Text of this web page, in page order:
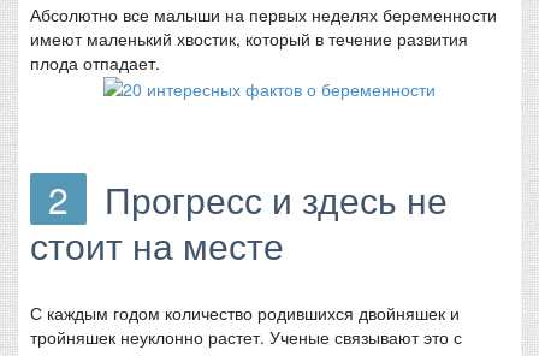
Абсолютно все малыши на первых неделях беременности
имеют маленький хвостик, который в течение развития
плода отпадает.
2
Прогресс и здесь не
стоит на месте
С каждым годом количество родившихся двойняшек и
тройняшек неуклонно растет. Ученые связывают это с